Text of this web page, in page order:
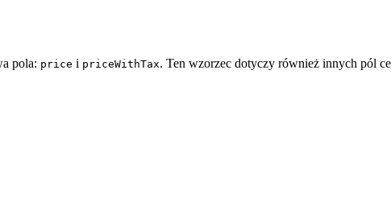
pola: price i priceWithTax. Ten wzorzec dotyczy również innych pól